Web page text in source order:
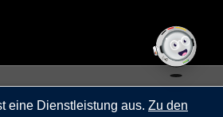
eine Dienstleistung aus. Zu den